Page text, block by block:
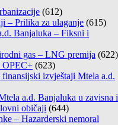
(612)
– Prilika za ulaganje (615)
Banjaluka – Fiksni i
gas – LNG premija (622)
OPEC+ (623)
izvještaji Mtela a.d.
a.d. Banjaluka u zavisna i
običaji (644)
– Hazarderski nemoral